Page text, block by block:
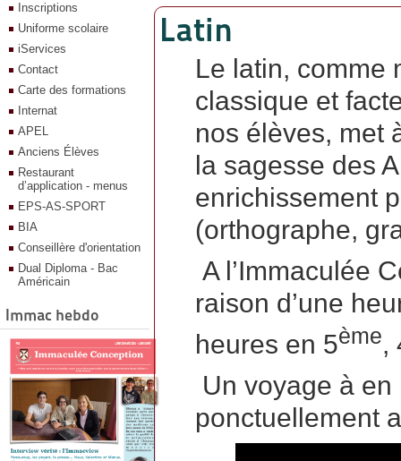
Inscriptions
Uniforme scolaire
iServices
Contact
Carte des formations
Internat
APEL
Anciens Élèves
Restaurant
d’application - menus
EPS-AS-SPORT
BIA
Conseillère d'orientation
Dual Diploma - Bac
Américain
Immac hebdo
Latin
Le latin, comme
classique et
nos élèves, met
la sagesse des
enrichissement
(orthographe,
A l’Immaculée
raison d’une
heures en 5ème,
Un voyage à
ponctuellement